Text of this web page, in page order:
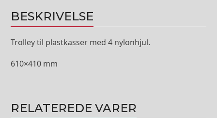
BESKRIVELSE
Trolley til plastkasser med 4 nylonhjul.
610×410 mm
RELATEREDE VARER